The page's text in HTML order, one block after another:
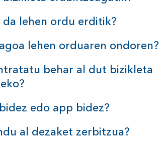
lehen ordu erditik?
lehen orduaren ondoren?
behar al dut bizikleta
edo app bidez?
al dezaket zerbitzua?